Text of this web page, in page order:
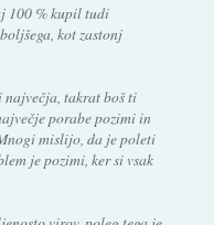
100 % kupil tudi
kot zastonj
takrat boš ti
porabe pozimi in
mislijo, da je poleti
je pozimi, ker si vsak